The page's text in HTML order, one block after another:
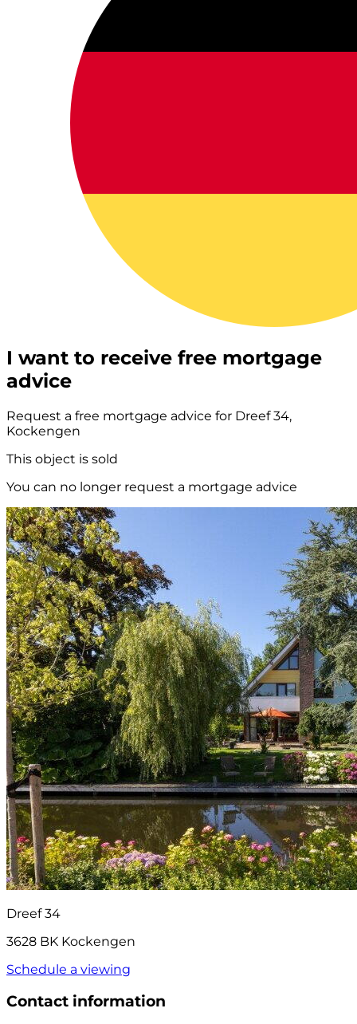
I want to receive free mortgage
advice
Request a free mortgage advice for Dreef 34,
Kockengen
This object is sold
You can no longer request a mortgage advice
Dreef 34
3628 BK Kockengen
Schedule a viewing
Contact information